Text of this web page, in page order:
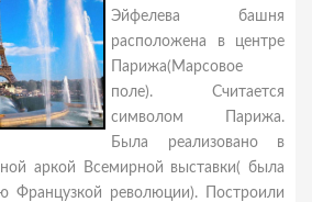
Эйфелева башня
расположена в центре
Парижа(Марсовое
поле). Считается
символом Парижа.
Была реализовано в
аркой Всемирной выставки( была
Французкой революции). Построили